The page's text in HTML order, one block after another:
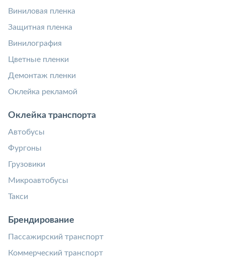
Виниловая пленка
Защитная пленка
Винилография
Цветные пленки
Демонтаж пленки
Оклейка рекламой
Оклейка транспорта
Автобусы
Фургоны
Грузовики
Микроавтобусы
Такси
Брендирование
Пассажирский транспорт
Коммерческий транспорт